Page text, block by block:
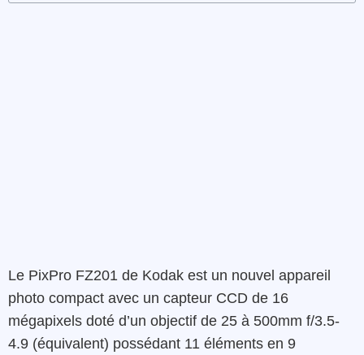
Le PixPro FZ201 de Kodak est un nouvel appareil
photo compact avec un capteur CCD de 16
mégapixels doté d’un objectif de 25 à 500mm f/3.5-
4.9 (équivalent) possédant 11 éléments en 9